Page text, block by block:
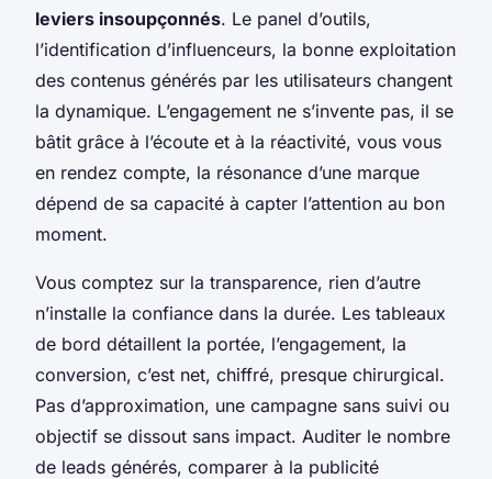
leviers insoupçonnés. Le panel d’outils,
l’identification d’influenceurs, la bonne exploitation
des contenus générés par les utilisateurs changent
la dynamique. L’engagement ne s’invente pas, il se
bâtit grâce à l’écoute et à la réactivité, vous vous
en rendez compte, la résonance d’une marque
dépend de sa capacité à capter l’attention au bon
moment.
Vous comptez sur la transparence, rien d’autre
n’installe la confiance dans la durée. Les tableaux
de bord détaillent la portée, l’engagement, la
conversion, c’est net, chiffré, presque chirurgical.
Pas d’approximation, une campagne sans suivi ou
objectif se dissout sans impact. Auditer le nombre
de leads générés, comparer à la publicité